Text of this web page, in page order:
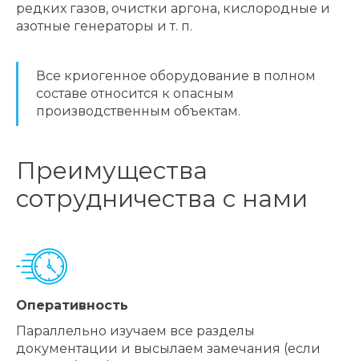
редких газов, очистки аргона, кислородные и
азотные генераторы и т. п.
Все криогенное оборудование в полном
составе относится к опасным
производственным объектам.
Преимущества
сотрудничества с нами
Оперативность
Параллельно изучаем все разделы
документации и высылаем замечания (если